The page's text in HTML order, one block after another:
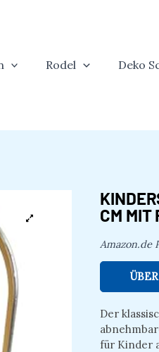
Rodel Deko
CM MIT
Amazon.de
Der
für Kinder